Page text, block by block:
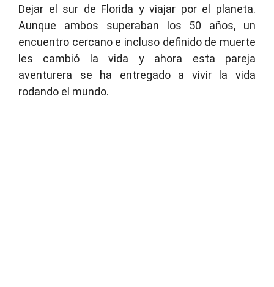
Dejar el sur de Florida y viajar por el planeta.
Aunque ambos superaban los 50 años, un
encuentro cercano e incluso definido de muerte
les cambió la vida y ahora esta pareja
aventurera se ha entregado a vivir la vida
rodando el mundo.